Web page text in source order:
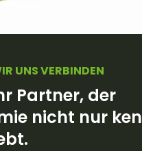
UNS VERBINDEN
Partner, der
nicht nur